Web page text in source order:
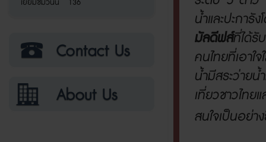
เยี่ยมชมวันนี้
136
น้ำและปะกา
มัลดีฟส์ที่ได้รั
คนไทยที่เอาใ
น้ำมีสระว่าย
เที่ยวชาวไทย
สนใจเป็นอย่า